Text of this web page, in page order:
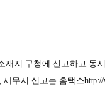
지 구청에 신고하고 동
세무서 신고는 홈택스